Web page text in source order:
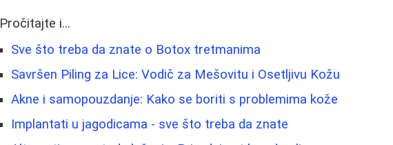
Pročitajte i...
Sve što treba da znate o Botox tretmanima
Savršen Piling za Lice: Vodič za Mešovitu i Osetljivu Kožu
Akne i samopouzdanje: Kako se boriti s problemima kože
Implantati u jagodicama - sve što treba da znate